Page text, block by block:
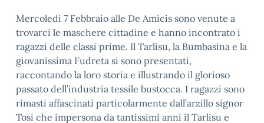
Mercoledì 7 Febbraio alle De Amicis sono venute a
trovarci le maschere cittadine e hanno incontrato i
ragazzi delle classi prime. Il Tarlisu, la Bumbasina e la
giovanissima Fudreta si sono presentati,
raccontando la loro storia e illustrando il glorioso
passato dell’industria tessile bustocca. I ragazzi sono
rimasti affascinati particolarmente dall’arzillo signor
Tosi che impersona da tantissimi anni il Tarlisu e